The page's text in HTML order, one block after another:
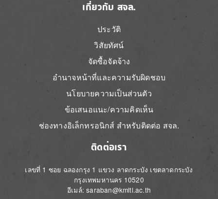
เกี่ยวกับ สจล.
ประวัติ
วิสัยทัศน์
จัดซื้อจัดจ้าง
อำนาจหน้าที่และความรับผิดชอบ
นโยบายความเป็นส่วนตัว
ข้อเสนอแนะ/ความคิดเห็น
ช่องทางอิเล็กทรอนิกส์ สำหรับติดต่อ สจล.
ติดต่อเรา
เลขที่ 1 ซอย ฉลองกรุง 1 แขวง ลาดกระบัง เขตลาดกระบัง
กรุงเทพมหานคร 10520
อีเมล์: saraban@kmitl.ac.th